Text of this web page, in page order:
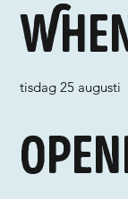
tisdag 25 augusti